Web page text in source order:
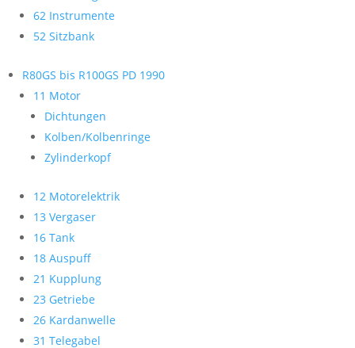
62 Instrumente
52 Sitzbank
R80GS bis R100GS PD 1990
11 Motor
Dichtungen
Kolben/Kolbenringe
Zylinderkopf
12 Motorelektrik
13 Vergaser
16 Tank
18 Auspuff
21 Kupplung
23 Getriebe
26 Kardanwelle
31 Telegabel